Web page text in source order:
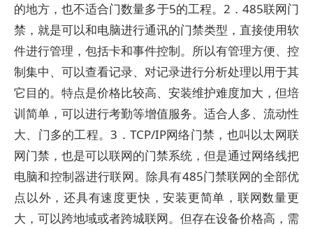
的地方，也不适合门数量多于5的工程。2．485联网门
禁，就是可以和电脑进行通讯的门禁类型，直接使用软
件进行管理，包括卡和事件控制。所以有管理方便、控
制集中、可以查看记录、对记录进行分析处理以用于其
它目的。特点是价格比较高、安装维护难度加大，但培
训简单，可以进行考勤等增值服务。适合人多、流动性
大、门多的工程。3．TCP/IP网络门禁，也叫以太网联
网门禁，也是可以联网的门禁系统，但是通过网络线把
电脑和控制器进行联网。除具有485门禁联网的全部优
点以外，还具有速度更快，安装更简单，联网数量更
大，可以跨地域或者跨城联网。但存在设备价格高，需